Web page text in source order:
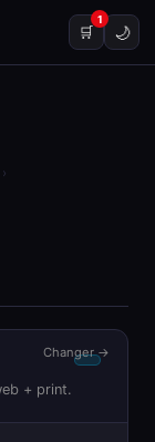
🛒
1
🌙
›
+ print.
Changer →